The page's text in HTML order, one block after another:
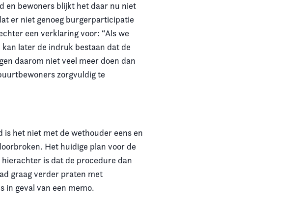
en bewoners blijkt het daar nu niet
er niet genoeg burgerparticipatie
een verklaring voor: “Als we
later de indruk bestaan dat de
daarom niet veel meer doen dan
zorgvuldig te
het niet met de wethouder eens en
Het huidige plan voor de
is dat de procedure dan
graag verder praten met
in geval van een memo.